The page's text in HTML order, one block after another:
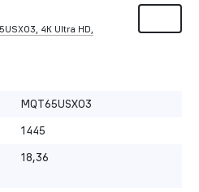
4K Ultra HD,
MQT65USX03
1445
18,36